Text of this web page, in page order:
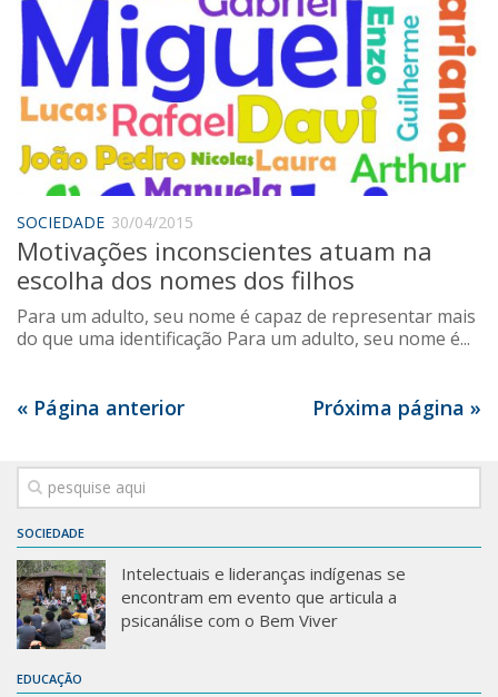
SOCIEDADE 30/04/2015
Motivações inconscientes atuam na
escolha dos nomes dos filhos
Para um adulto, seu nome é capaz de representar mais
do que uma identificação Para um adulto, seu nome é...
« Página anterior Próxima página »
SOCIEDADE
Intelectuais e lideranças indígenas se
encontram em evento que articula a
psicanálise com o Bem Viver
EDUCAÇÃO